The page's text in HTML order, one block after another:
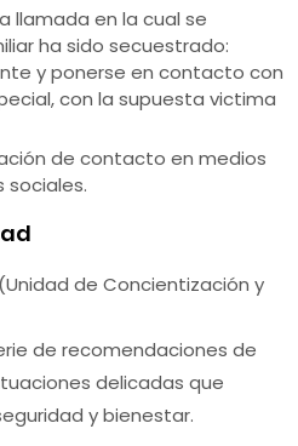
llamada en la cual se
ha sido secuestrado:
y ponerse en contacto con
con la supuesta victima
de contacto en medios
sociales.
de Concientización y
de recomendaciones de
delicadas que
y bienestar.